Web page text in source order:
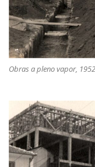
Obras a pleno vapor,